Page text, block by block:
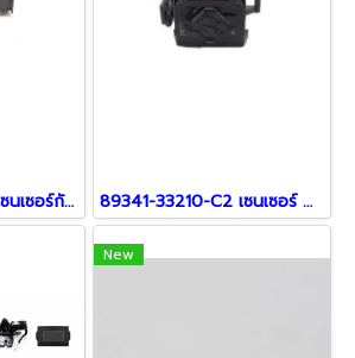
89341-78010-B2 เซนเซอร์กันชน สำหรับรถ Lexus 89341-33210-C2 เซนเซอร์ สำหรับ Lexus
New